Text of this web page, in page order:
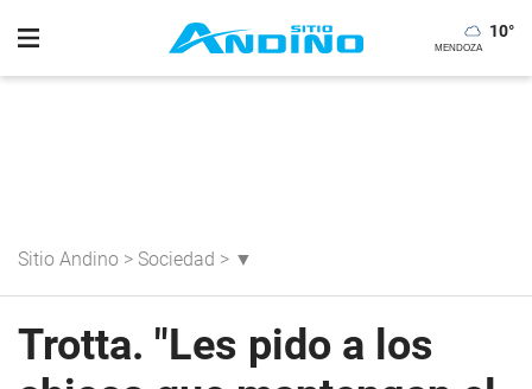
10°
Sitio Andino > Sociedad > ▼
Trotta. "Les pido a los